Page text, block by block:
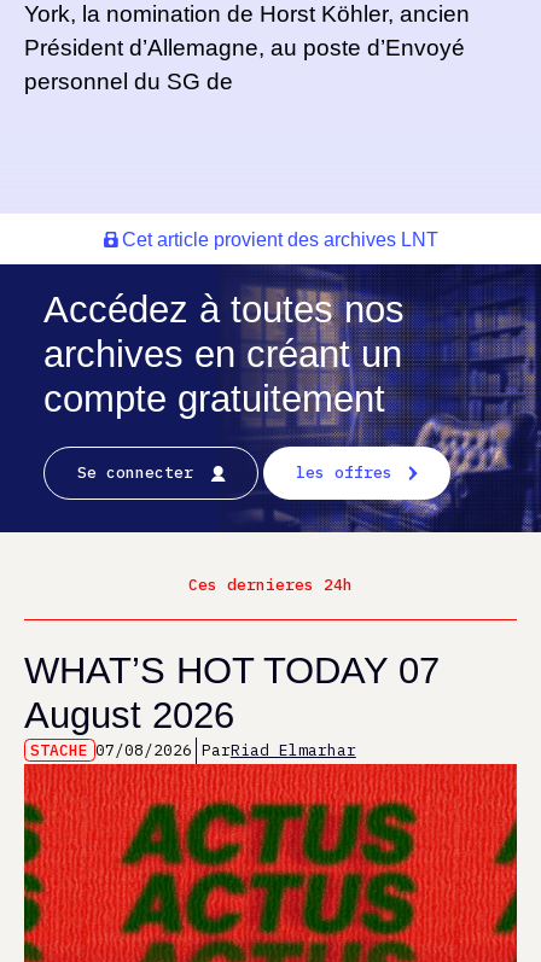
York, la nomination de Horst Köhler, ancien
Président d’Allemagne, au poste d’Envoyé
personnel du SG de
Cet article provient des archives LNT
Accédez à toutes nos
archives en créant un
compte gratuitement
Se connecter les offres
Ces dernieres 24h
WHAT’S HOT TODAY 07
August 2026
STACHE 07/08/2026 ParRiad Elmarhar